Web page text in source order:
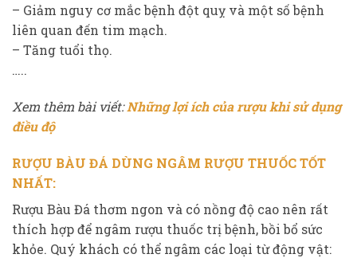
– Giảm nguy cơ mắc bệnh đột quỵ và một số bệnh
liên quan đến tim mạch.
– Tăng tuổi thọ.
…..
Xem thêm bài viết:Những lợi ích của rượu khi sử dụng
điều độ
RƯỢU BÀU ĐÁ DÙNG NGÂM RƯỢU THUỐC TỐT
NHẤT:
Rượu Bàu Đá thơm ngon và có nồng độ cao nên rất
thích hợp để ngâm rượu thuốc trị bệnh, bồi bổ sức
khỏe. Quý khách có thể ngâm các loại từ động vật: